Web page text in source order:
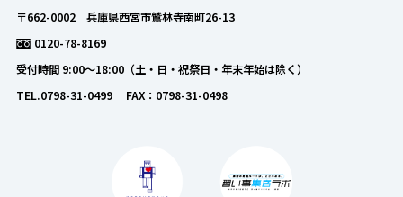
〒662-0002 兵庫県西宮市鷲林寺南町26-13
0120-78-8169
受付時間 9:00～18:00（土・日・祝祭日・年末年始は除く）
TEL.0798-31-0499 FAX：0798-31-0498